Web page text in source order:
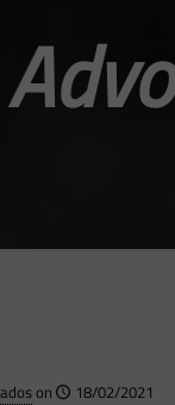
on 18/02/2021